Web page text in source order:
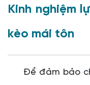
Kinh nghiệm
kèo mái tôn
Để đảm bảo